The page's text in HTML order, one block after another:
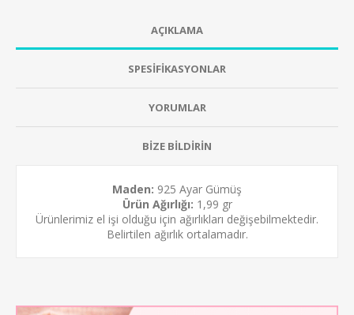
AÇIKLAMA
SPESİFİKASYONLAR
YORUMLAR
BİZE BİLDİRİN
Maden: 925 Ayar Gümüş
Ürün Ağırlığı: 1,99 gr
Ürünlerimiz el işi olduğu için ağırlıkları değişebilmektedir.
Belirtilen ağırlık ortalamadır.